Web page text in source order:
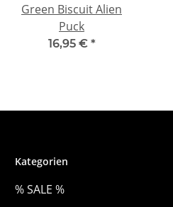
Green Biscuit Alien
Puck
16,95 € *
Kategorien
% SALE %